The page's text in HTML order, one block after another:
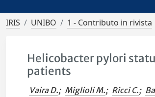
IRIS UNIBO 1 - Contributo in rivista
Helicobacter pylori
patients
Vaira D.; Miglioli M.; Ricci C.;